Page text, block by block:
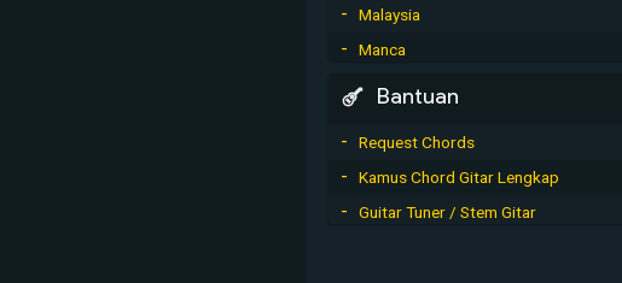
Malaysia
Manca
Bantuan
Request Chords
Kamus Chord Gitar Lengkap
Guitar Tuner / Stem Gitar